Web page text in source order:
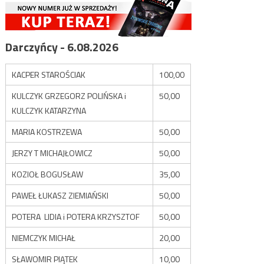
Darczyńcy - 6.08.2026
KACPER STAROŚCIAK
100,00
KULCZYK GRZEGORZ POLIŃSKA i
KULCZYK KATARZYNA
50,00
MARIA KOSTRZEWA
50,00
JERZY T MICHAJŁOWICZ
50,00
KOZIOŁ BOGUSŁAW
35,00
PAWEŁ ŁUKASZ ZIEMIAŃSKI
50,00
POTERA LIDIA i POTERA KRZYSZTOF
50,00
NIEMCZYK MICHAŁ
20,00
SŁAWOMIR PIĄTEK
10,00